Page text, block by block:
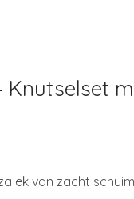
Knutselset
van zacht